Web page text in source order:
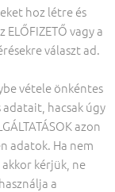
hoz létre és
ELŐFIZETŐ vagy a
választ ad.
vétele önkéntes
hacsak úgy
azon
adatok. Ha nem
kérjük, ne
a